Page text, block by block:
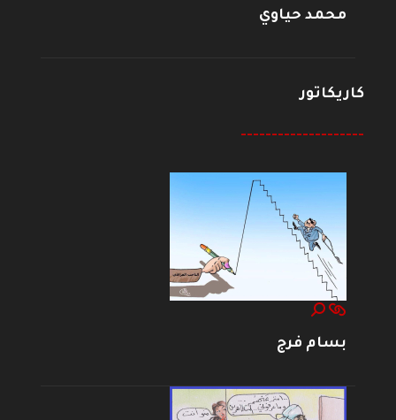
محمد حياوي
كاريكاتور
--------------------
بسام فرج